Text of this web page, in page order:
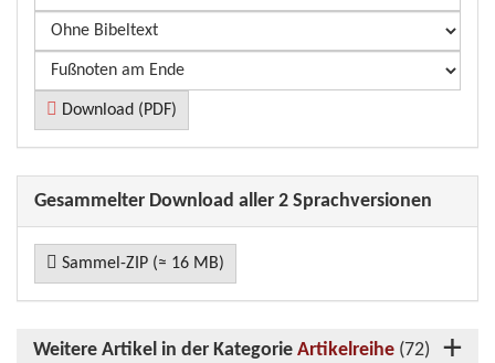
Download (PDF)
Gesammelter Download aller 2 Sprachversionen
Sammel-ZIP (≈ 16 MB)
Weitere Artikel in der Kategorie Artikelreihe (72)